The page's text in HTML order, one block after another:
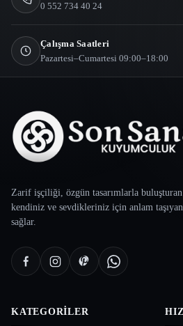
0 552 734 40 24
Çalışma Saatleri
Pazartesi–Cumartesi 09:00–18:00
Zarif işçiliği, özgün tasarımlarla
kendiniz ve sevdikleriniz için anlam
sağlar.
KATEGORILER